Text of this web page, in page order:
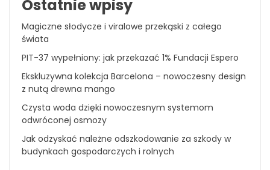
Ostatnie wpisy
Magiczne słodycze i viralowe przekąski z całego
świata
PIT-37 wypełniony: jak przekazać 1% Fundacji Espero
Ekskluzywna kolekcja Barcelona – nowoczesny design
z nutą drewna mango
Czysta woda dzięki nowoczesnym systemom
odwróconej osmozy
Jak odzyskać należne odszkodowanie za szkody w
budynkach gospodarczych i rolnych